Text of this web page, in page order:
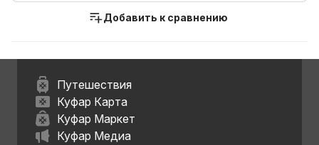
Добавить к сравнению
Путешествия
Куфар Карта
Куфар Маркет
Куфар Медиа